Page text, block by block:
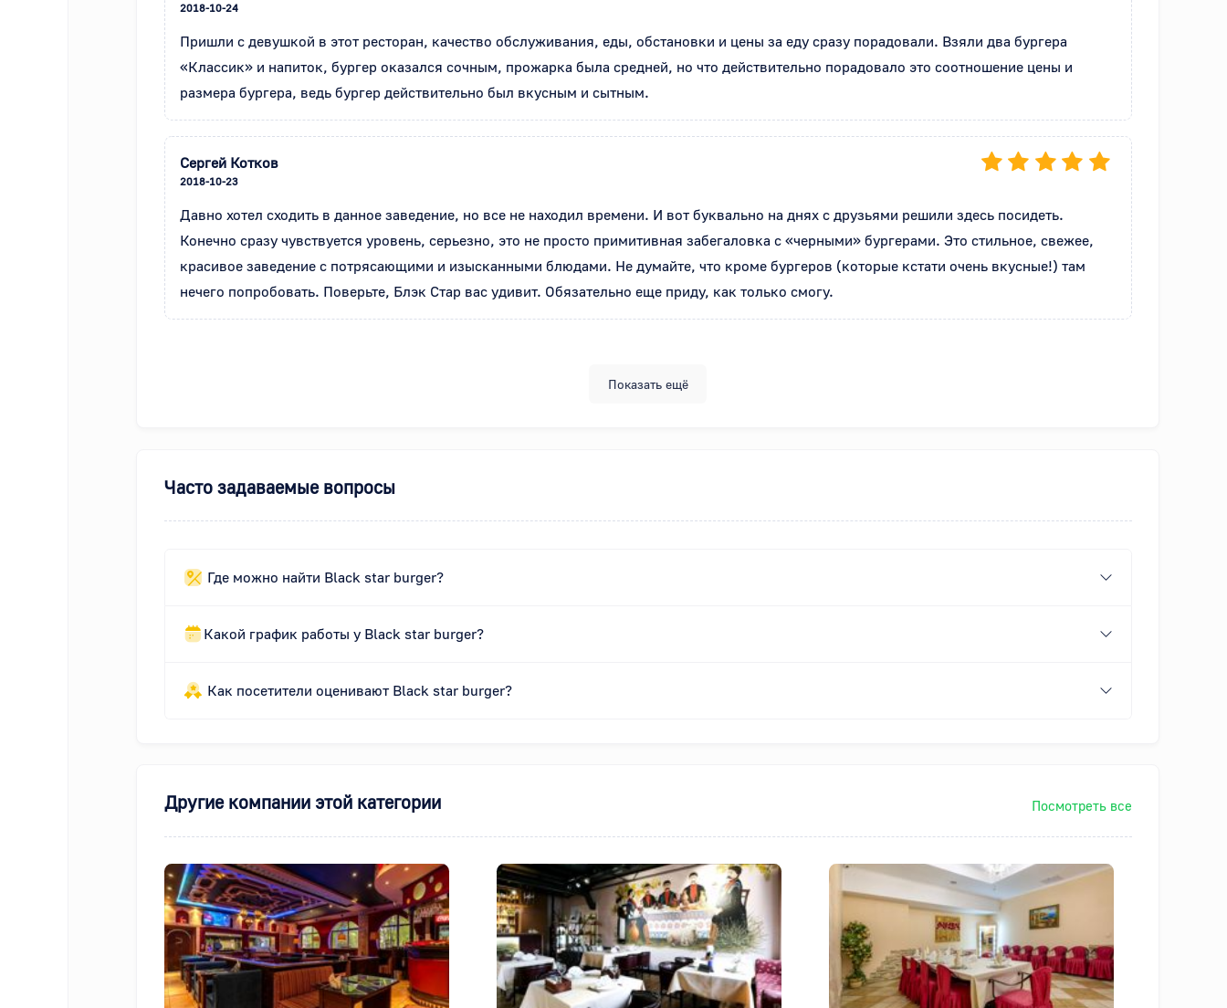
2018-10-24
Пришли с девушкой в этот ресторан, качество обслуживания, еды, обстановки и цены за еду сразу порадовали. Взяли два бургера
«Классик» и напиток, бургер оказался сочным, прожарка была средней, но что действительно порадовало это соотношение цены и
размера бургера, ведь бургер действительно был вкусным и сытным.
Сергей Котков
2018-10-23
Давно хотел сходить в данное заведение, но все не находил времени. И вот буквально на днях с друзьями решили здесь посидеть.
Конечно сразу чувствуется уровень, серьезно, это не просто примитивная забегаловка с «черными» бургерами. Это стильное, свежее,
красивое заведение с потрясающими и изысканными блюдами. Не думайте, что кроме бургеров (которые кстати очень вкусные!) там
нечего попробовать. Поверьте, Блэк Стар вас удивит. Обязательно еще приду, как только смогу.
Показать ещё
Часто задаваемые вопросы
Где можно найти Black star burger?
Какой график работы у Black star burger?
Как посетители оценивают Black star burger?
Другие компании этой категории Посмотреть все